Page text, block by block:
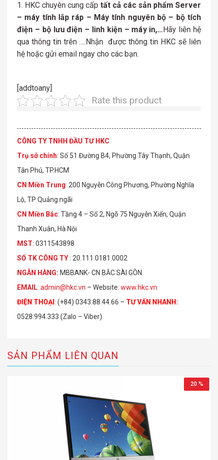
HKC chuyên cung cấp tất cả các sản phẩm Server
– máy tính lắp ráp – Máy tính nguyên bộ – bộ tích
điện – bộ lưu điện – linh kiện – máy in,…Hãy liên hệ
qua thông tin trên ….Nhận được thông tin HKC sẽ liên
hệ hoặc gửi email ngay cho các bạn.
[addtoany]
Rate this product
CÔNG TY TNHH ĐẦU TƯ HKC
Trụ sở chính: Số 51 Đường B4, Phường Tây Thạnh, Quận
Tân Phú, TP.HCM
CN Miền Trung: 200 Nguyễn Công Phương, Phường Nghĩa
Lộ, TP Quảng ngãi
CN Miền Bắc: Tầng 4 – Số 2, Ngõ 75 Nguyễn Xiển, Quận
Thanh Xuân, Hà Nội
MST: 0311543898
SỐ TK CÔ NG TY : 20.111.0181.0002
NGÂN HÀNG: MBBANK- CN BẮC SÀI GÒN
EMAIL: admin@hkc.vn – Website: www.hkc.vn
ĐIỆN THOẠI : (+84) 0343.88.44.66 – TƯ VẤN NHANH :
0528.994.333 (Zalo – Viber)
SẢN PHẨM LIÊN QUAN
20 %